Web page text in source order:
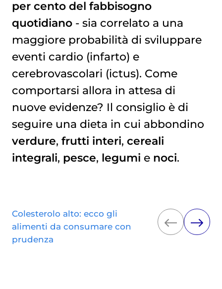
per cento del fabbisogno
quotidiano- sia correlato a una
maggiore probabilità di sviluppare
eventi cardio (infarto) e
cerebrovascolari (ictus). Come
comportarsi allora in attesa di
nuove evidenze? Il consiglio è di
seguire una dieta in cui abbondino
verdure, frutti interi, cereali
integrali, pesce, legumi e noci.
Colesterolo alto: ecco gli
alimenti da consumare con
prudenza